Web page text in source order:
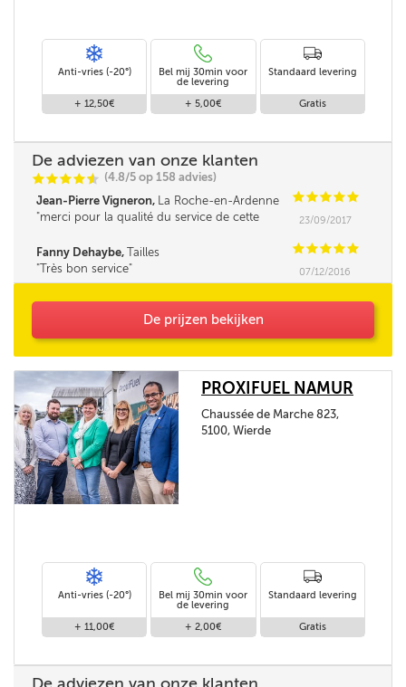
Anti-vries (-20°)
+ 12,50€
Bel mij 30min voor
de levering
+ 5,00€
Standaard levering
Gratis
De adviezen van onze klanten
CCCCi
@ (4.8/5 op 158 advies)
Jean-Pierre Vigneron, La Roche-en-Ardenne CCCCC
merci pour la qualité du service de cette
23/09/2017
Fanny Dehaybe, Tailles CCCCC
Très bon service
07/12/2016
De prijzen bekijken
PROXIFUEL NAMUR
Chaussée de Marche 823,
5100, Wierde
Anti-vries (-20°)
+ 11,00€
Bel mij 30min voor
de levering
+ 2,00€
Standaard levering
Gratis